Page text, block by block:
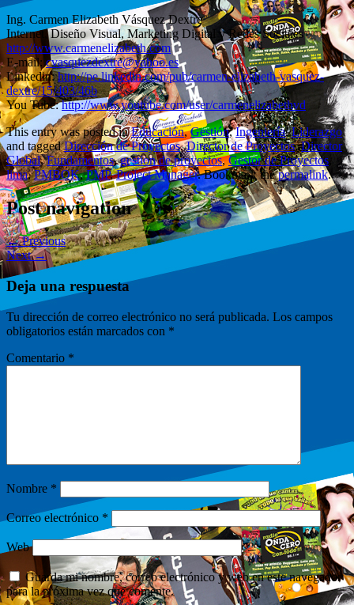
Ing. Carmen Elizabeth Vásquez Dextre
Internet, Diseño Visual, Marketing Digital y Redes Sociales
http://www.carmenelizabeth.com
E-mail:cvasquezdextre@yahoo.es
Linkedin:http://pe.linkedin.com/pub/carmen-elizabeth-vasquez-
dextre/15/403/46b
You Tube:http://www.youtube.com/user/carmenelizabethvd
This entry was posted inEducación,Gestión,Ingeniería,Liderazgo
and taggedDirección de Proyectos,Director de Proyectos,Director
Global,Fundamentos,gestion de proyectos,Gestor de Proyectos
lima,PMBOK,PMP,Project Manager. Bookmark thepermalink.
Post navigation
← Previous
Next →
Deja una respuesta
Tu dirección de correo electrónico no será publicada. Los campos
obligatorios están marcados con *
Comentario *
Nombre *
Correo electrónico *
Web
Guarda mi nombre, correo electrónico y web en este navegador
para la próxima vez que comente.